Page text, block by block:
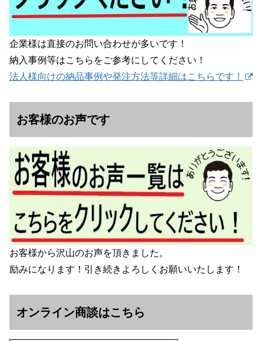
企業様は直接のお問い合わせが多いです！
納入事例等はこちらをご参考にしてください！
法人様向けの納品事例や発注方法等詳細はこちらです！
お客様のお声です
お客様から沢山のお声を頂きました。
励みになります！引き続きよろしくお願いいたします！
オンライン商談はこちら